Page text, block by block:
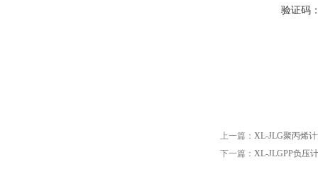
验证码
上一篇： XL-JLG聚丙烯
下一篇： XL-JLGPP负压